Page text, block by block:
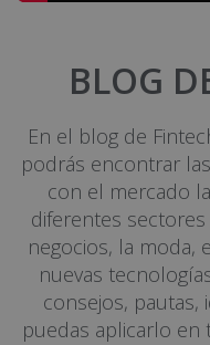
BLOG
En el blog de
podrás encontrar
con el mercado
diferentes
negocios, la moda,
nuevas
consejos, pautas,
puedas aplicarlo en